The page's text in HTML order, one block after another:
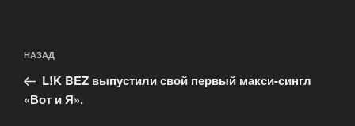
по
записям
Предыдущая
запись:
НАЗАД
L!K BEZ выпустили свой первый макси-сингл
«Вот и Я».